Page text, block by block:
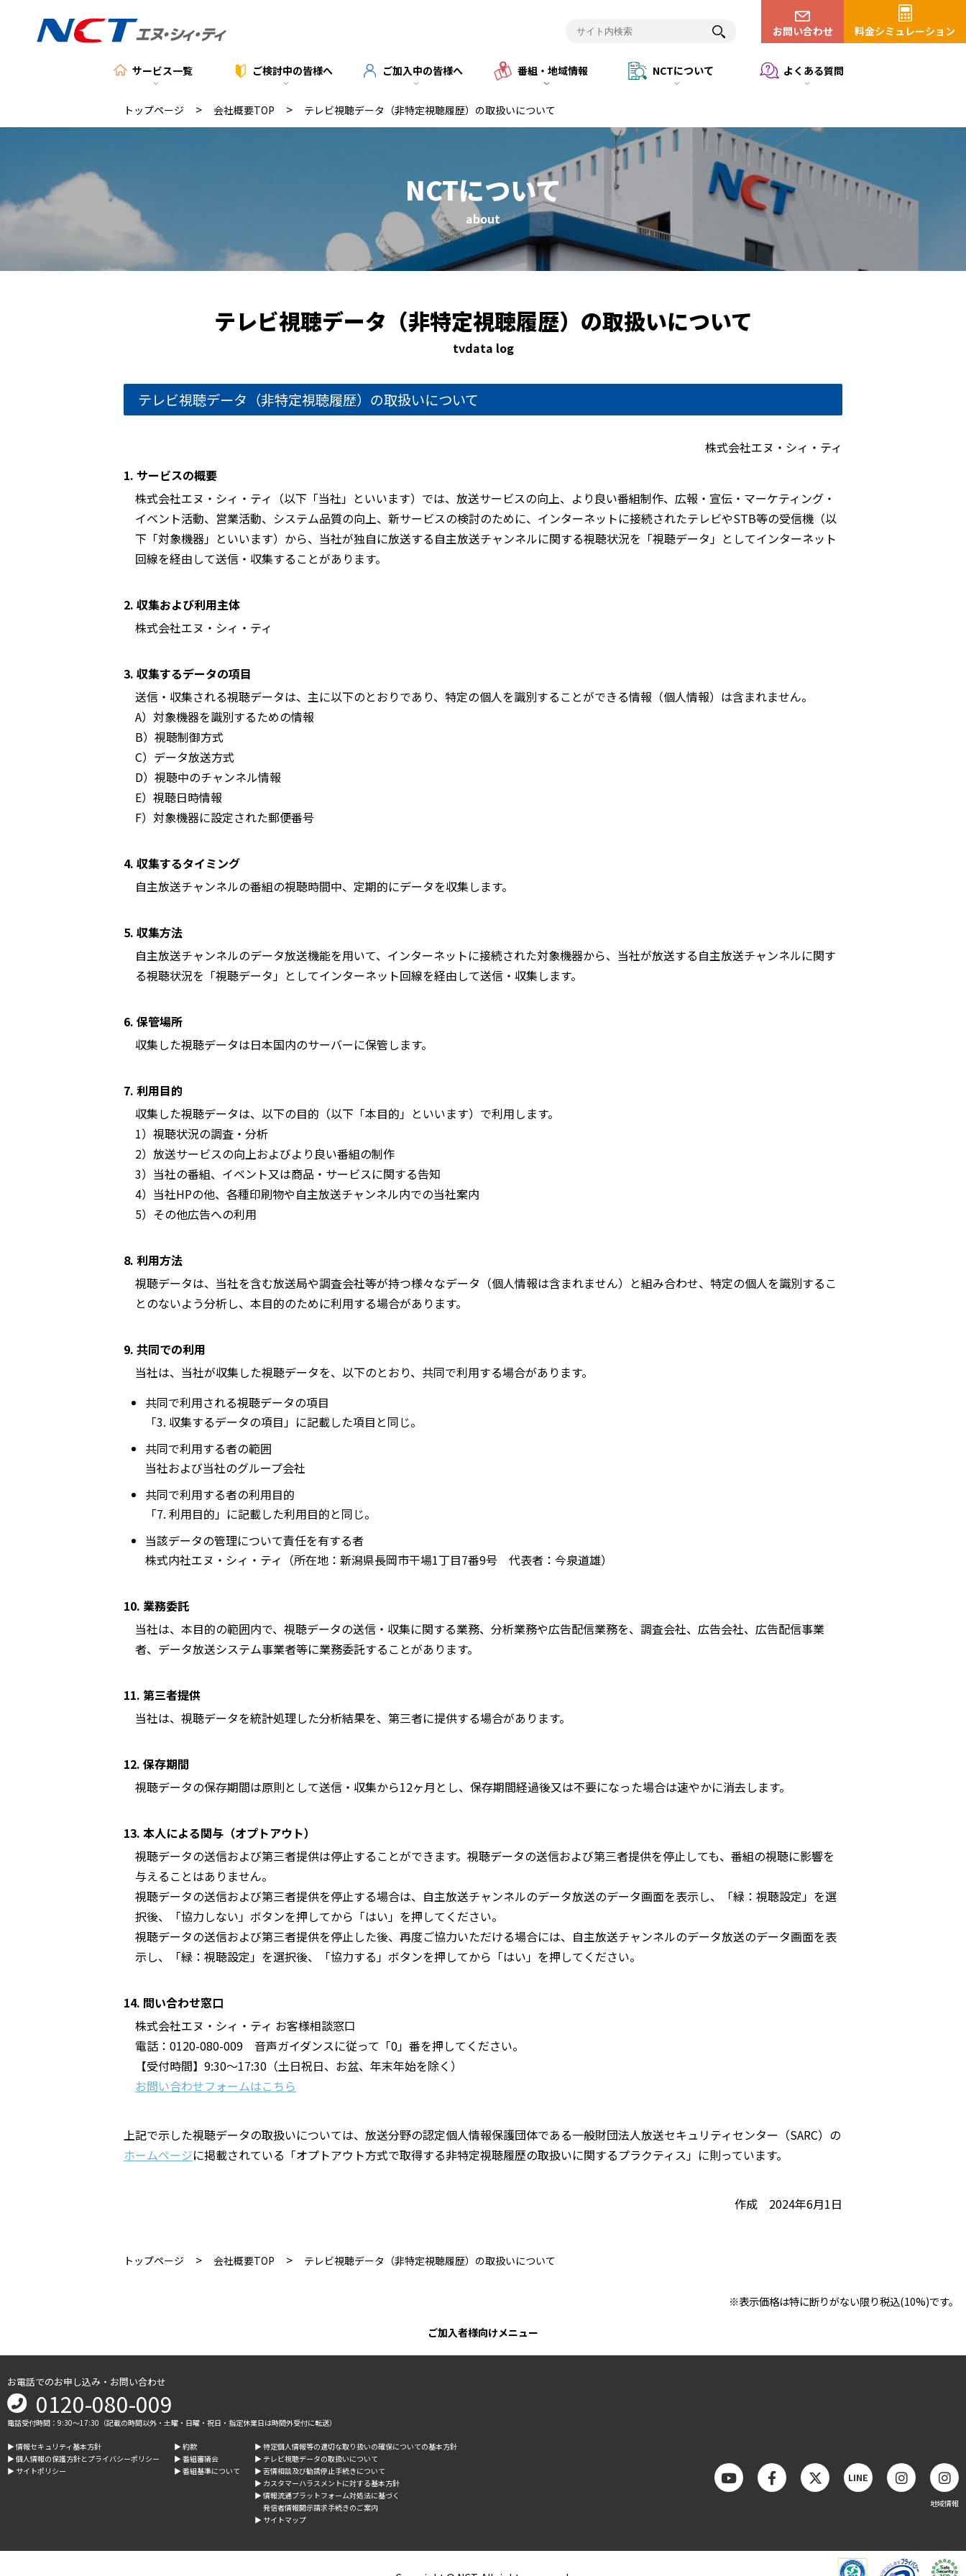
お問い合わせ 料金シミュレーション
サービス一覧 ご検討中の皆様へ ご加入中の皆様へ 番組・地域情報 NCTについて よくある質問
トップページ > 会社概要TOP > テレビ視聴データ（非特定視聴履歴）の取扱いについて
NCTについて
about
テレビ視聴データ（非特定視聴履歴）の取扱いについて
tvdata log
テレビ視聴データ（非特定視聴履歴）の取扱いについて
株式会社エヌ・シィ・ティ
1. サービスの概要
株式会社エヌ・シィ・ティ（以下「当社」といいます）では、放送サービスの向上、より良い番組制作、広報・宣伝・マーケティング・
イベント活動、営業活動、システム品質の向上、新サービスの検討のために、インターネットに接続されたテレビやSTB等の受信機（以
下「対象機器」といいます）から、当社が独自に放送する自主放送チャンネルに関する視聴状況を「視聴データ」としてインターネット
回線を経由して送信・収集することがあります。
2. 収集および利用主体
株式会社エヌ・シィ・ティ
3. 収集するデータの項目
送信・収集される視聴データは、主に以下のとおりであり、特定の個人を識別することができる情報（個人情報）は含まれません。
A）対象機器を識別するための情報
B）視聴制御方式
C）データ放送方式
D）視聴中のチャンネル情報
E）視聴日時情報
F）対象機器に設定された郵便番号
4. 収集するタイミング
自主放送チャンネルの番組の視聴時間中、定期的にデータを収集します。
5. 収集方法
自主放送チャンネルのデータ放送機能を用いて、インターネットに接続された対象機器から、当社が放送する自主放送チャンネルに関す
る視聴状況を「視聴データ」としてインターネット回線を経由して送信・収集します。
6. 保管場所
収集した視聴データは日本国内のサーバーに保管します。
7. 利用目的
収集した視聴データは、以下の目的（以下「本目的」といいます）で利用します。
1）視聴状況の調査・分析
2）放送サービスの向上およびより良い番組の制作
3）当社の番組、イベント又は商品・サービスに関する告知
4）当社HPの他、各種印刷物や自主放送チャンネル内での当社案内
5）その他広告への利用
8. 利用方法
視聴データは、当社を含む放送局や調査会社等が持つ様々なデータ（個人情報は含まれません）と組み合わせ、特定の個人を識別するこ
とのないよう分析し、本目的のために利用する場合があります。
9. 共同での利用
当社は、当社が収集した視聴データを、以下のとおり、共同で利用する場合があります。
共同で利用される視聴データの項目
「3. 収集するデータの項目」に記載した項目と同じ。
共同で利用する者の範囲
当社および当社のグループ会社
共同で利用する者の利用目的
「7. 利用目的」に記載した利用目的と同じ。
当該データの管理について責任を有する者
株式内社エヌ・シィ・ティ（所在地：新潟県長岡市干場1丁目7番9号 代表者：今泉道雄）
10. 業務委託
当社は、本目的の範囲内で、視聴データの送信・収集に関する業務、分析業務や広告配信業務を、調査会社、広告会社、広告配信事業
者、データ放送システム事業者等に業務委託することがあります。
11. 第三者提供
当社は、視聴データを統計処理した分析結果を、第三者に提供する場合があります。
12. 保存期間
視聴データの保存期間は原則として送信・収集から12ヶ月とし、保存期間経過後又は不要になった場合は速やかに消去します。
13. 本人による関与（オプトアウト）
視聴データの送信および第三者提供は停止することができます。視聴データの送信および第三者提供を停止しても、番組の視聴に影響を
与えることはありません。
視聴データの送信および第三者提供を停止する場合は、自主放送チャンネルのデータ放送のデータ画面を表示し、「緑：視聴設定」を選
択後、「協力しない」ボタンを押してから「はい」を押してください。
視聴データの送信および第三者提供を停止した後、再度ご協力いただける場合には、自主放送チャンネルのデータ放送のデータ画面を表
示し、「緑：視聴設定」を選択後、「協力する」ボタンを押してから「はい」を押してください。
14. 問い合わせ窓口
株式会社エヌ・シィ・ティ お客様相談窓口
電話：0120-080-009 音声ガイダンスに従って「0」番を押してください。
【受付時間】9:30～17:30（土日祝日、お盆、年末年始を除く）
お問い合わせフォームはこちら
上記で示した視聴データの取扱いについては、放送分野の認定個人情報保護団体である一般財団法人放送セキュリティセンター（SARC）の
ホームページに掲載されている「オプトアウト方式で取得する非特定視聴履歴の取扱いに関するプラクティス」に則っています。
作成 2024年6月1日
トップページ > 会社概要TOP > テレビ視聴データ（非特定視聴履歴）の取扱いについて
※表示価格は特に断りがない限り税込(10%)です。
ご加入者様向けメニュー
お電話でのお申し込み・お問い合わせ
0120-080-009
電話受付時間：9:30～17:30（記載の時間以外・土曜・日曜・祝日・指定休業日は時間外受付に転送）
▶︎ 情報セキュリティ基本方針
▶︎ 個人情報の保護方針とプライバシーポリシー
▶︎ サイトポリシー
▶︎ 約款
▶︎ 番組審議会
▶︎ 番組基準について
▶︎ 特定個人情報等の適切な取り扱いの確保についての基本方針
▶︎ テレビ視聴データの取扱いについて
▶︎ 苦情相談及び勧誘停止手続きについて
▶︎ カスタマーハラスメントに対する基本方針
▶︎ 情報流通プラットフォーム対処法に基づく
発信者情報開示請求手続きのご案内
▶︎ サイトマップ
LINE
地域情報